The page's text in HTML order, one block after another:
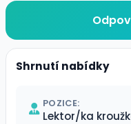
Shrnutí nabídky
POZICE:
Lektor/ka